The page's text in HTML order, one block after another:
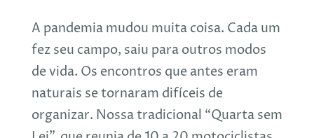
A pandemia mudou muita coisa. Cada um
fez seu campo, saiu para outros modos
de vida. Os encontros que antes eram
naturais se tornaram difíceis de
organizar. Nossa tradicional “Quarta sem